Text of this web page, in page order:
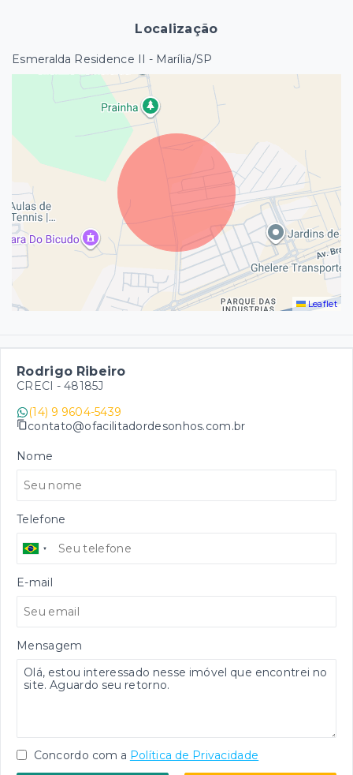
Localização
Esmeralda Residence II - Marília/SP
Leaflet
Rodrigo Ribeiro
CRECI - 48185J
(14) 9 9604-5439
contato@ofacilitadordesonhos.com.br
Nome
Telefone
E-mail
Mensagem
Concordo com a Política de Privacidade